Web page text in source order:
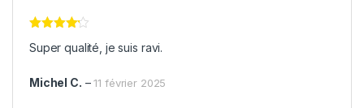
sur 5
Super qualité, je suis ravi.
Michel C. –11 février 2025